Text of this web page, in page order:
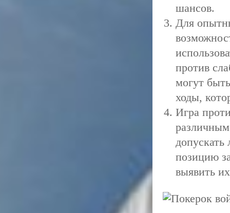
шансов.
Для
против
могут
ходы,
Игра
позицию
выявить